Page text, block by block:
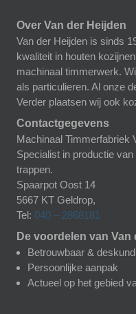
Over Van der Heijden
Van der Heijden is sinds
kwaliteit in houten
machinaal timmerwerk.
als particulieren. Al onze
Verder plaatsen wij ook
Contactgegevens
Machinaal Timmerfabriek
Specialist in productie
trappen.
Spaarpot Oost 14
5667 KT Geldrop,
Tel: 040 – 2868181
De voordelen van Van
Betrouwbaar &
Persoonlijke aanpak
Actueel op het gebied